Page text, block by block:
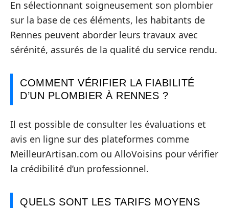
En sélectionnant soigneusement son plombier
sur la base de ces éléments, les habitants de
Rennes peuvent aborder leurs travaux avec
sérénité, assurés de la qualité du service rendu.
COMMENT VÉRIFIER LA FIABILITÉ
D’UN PLOMBIER À RENNES ?
Il est possible de consulter les évaluations et
avis en ligne sur des plateformes comme
MeilleurArtisan.com ou AlloVoisins pour vérifier
la crédibilité d’un professionnel.
QUELS SONT LES TARIFS MOYENS